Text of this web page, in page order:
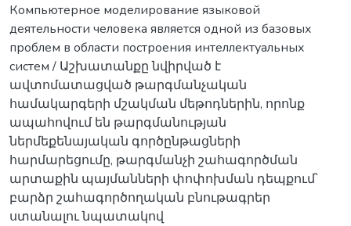
Компьютерное моделирование языковой
деятельности человека является одной из базовых
проблем в области построения интеллектуальных
систем / Աշխատանքը նվիրված է
ավտոմատացված թարգմանչական
համակարգերի մշակման մեթոդներին, որոնք
ապահովում են թարգմանության
ներմեքենայական գործընթացների
հարմարեցումը, թարգմանչի շահագործման
արտաքին պայմանների փոփոխման դեպքում՝
բարձր շահագործողական բնութագրեր
ստանալու նպատակով